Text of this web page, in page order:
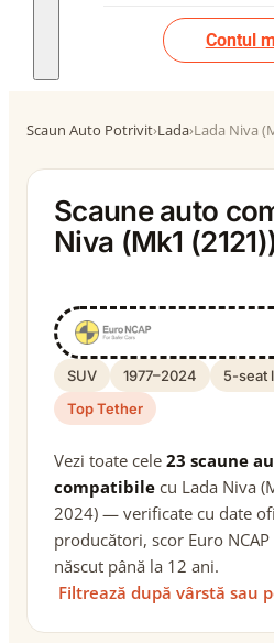
Contul
Scaun Auto Potrivit›Lada›Lada Niva
Scaune auto
Niva (Mk1
SUV 1977–2024 5-seat
Top Tether
Vezi toate cele 23 scaune
compatibile cu Lada Niva
2024) — verificate cu date
producători, scor Euro
născut până la 12 ani.
Filtrează după vârstă sau